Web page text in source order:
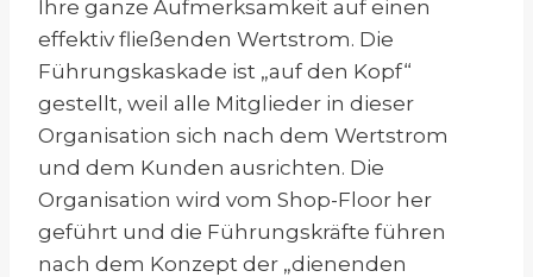
Ihre ganze Aufmerksamkeit auf einen
effektiv fließenden Wertstrom. Die
Führungskaskade ist „auf den Kopf“
gestellt, weil alle Mitglieder in dieser
Organisation sich nach dem Wertstrom
und dem Kunden ausrichten. Die
Organisation wird vom Shop-Floor her
geführt und die Führungskräfte führen
nach dem Konzept der „dienenden